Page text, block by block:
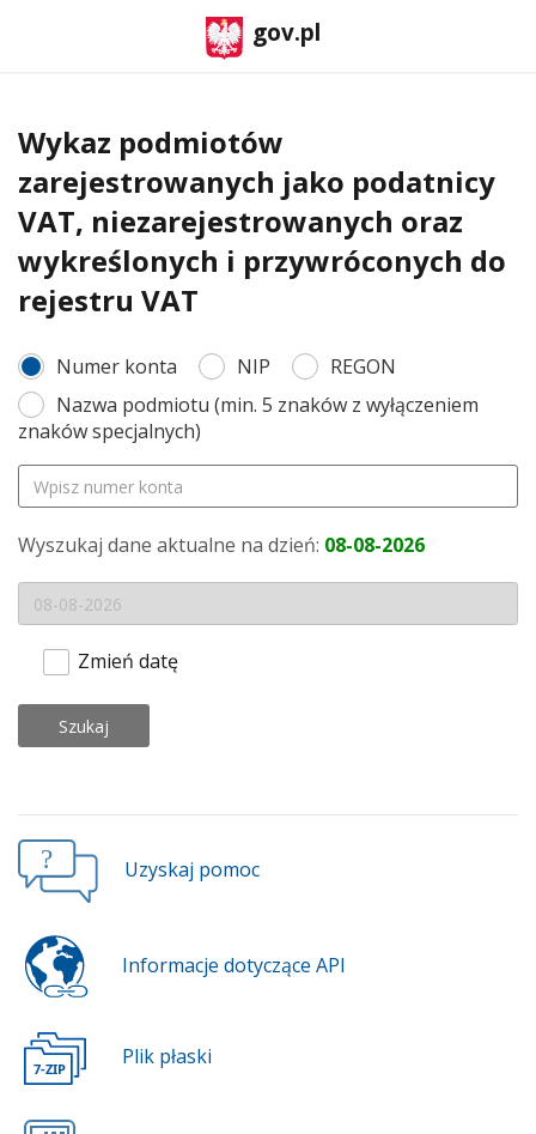
gov.pl
Wykaz podmiotów
zarejestrowanych jako podatnicy
VAT, niezarejestrowanych oraz
wykreślonych i przywróconych do
rejestru VAT
Numer konta NIP
REGON
Nazwa podmiotu (min. 5 znaków z wyłączeniem
znaków specjalnych)
Wyszukaj dane aktualne na dzień: 08-08-2026
Zmień datę
Szukaj
Uzyskaj pomoc
Informacje dotyczące API
Plik płaski